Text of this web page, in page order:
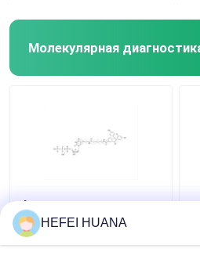
Молекулярная
Флуоресцеин-12-
dUTP 1мМ раствор
натрия
HEFEI HUANA